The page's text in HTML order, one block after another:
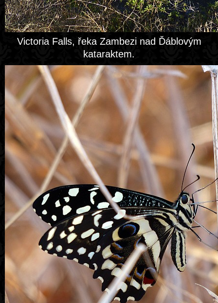
Victoria Falls, řeka Zambezi nad Ďáblovým
kataraktem.